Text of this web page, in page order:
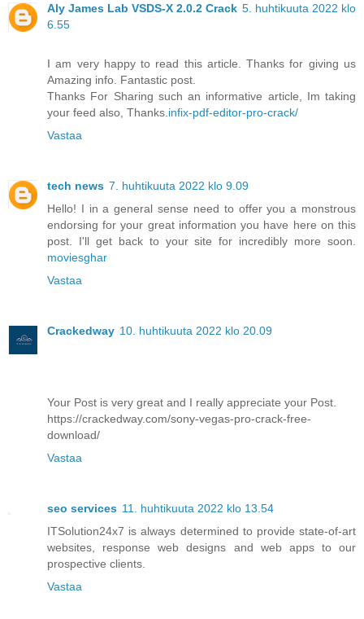
Aly James Lab VSDS-X 2.0.2 Crack 5. huhtikuuta 2022 klo
6.55
I am very happy to read this article. Thanks for giving us
Amazing info. Fantastic post.
Thanks For Sharing such an informative article, Im taking
your feed also, Thanks.infix-pdf-editor-pro-crack/
Vastaa
tech news 7. huhtikuuta 2022 klo 9.09
Hello! I in a general sense need to offer you a monstrous
endorsing for your great information you have here on this
post. I'll get back to your site for incredibly more soon.
moviesghar
Vastaa
Crackedway 10. huhtikuuta 2022 klo 20.09
Your Post is very great and I really appreciate your Post.
https://crackedway.com/sony-vegas-pro-crack-free-
download/
Vastaa
seo services 11. huhtikuuta 2022 klo 13.54
ITSolution24x7 is always determined to provide state-of-art
websites, response web designs and web apps to our
prospective clients.
Vastaa